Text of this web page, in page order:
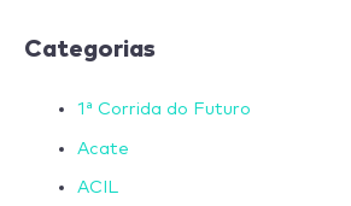
Categorias
1ª Corrida do Futuro
Acate
ACIL